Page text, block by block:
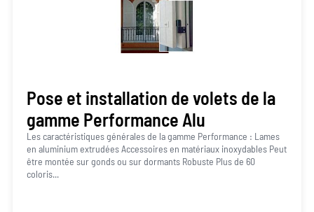
Pose et installation de volets de la
gamme Performance Alu
Les caractéristiques générales de la gamme Performance : Lames
en aluminium extrudées Accessoires en matériaux inoxydables Peut
être montée sur gonds ou sur dormants Robuste Plus de 60
coloris...